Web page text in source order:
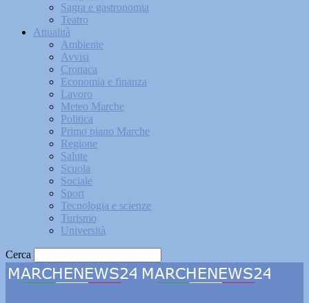
Sagra e gastronomia
Teatro
Attualità
Ambiente
Avvisi
Cronaca
Economia e finanza
Lavoro
Meteo Marche
Politica
Primo piano Marche
Regione
Salute
Scuola
Sociale
Sport
Tecnologia e scienze
Turismo
Università
Cerca